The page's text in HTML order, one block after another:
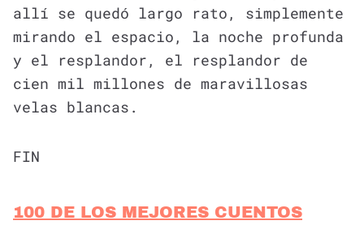
allí se quedó largo rato, simplemente
mirando el espacio, la noche profunda
y el resplandor, el resplandor de
cien mil millones de maravillosas
velas blancas.
FIN
100 DE LOS MEJORES CUENTOS